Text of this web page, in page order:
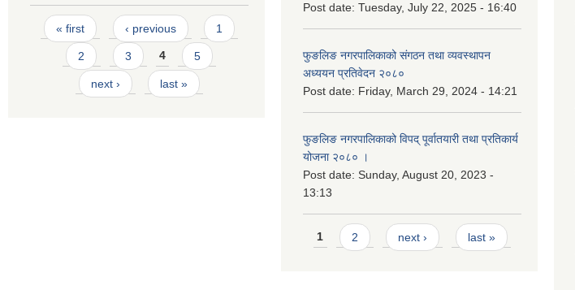
Pages
« first ‹ previous 1
2 3 4 5
next › last »
Post date: Tuesday, July 22, 2025 - 16:40
फुङलिङ नगरपालिकाको संगठन तथा व्यवस्थापन
अध्ययन प्रतिवेदन २०८०
Post date: Friday, March 29, 2024 - 14:21
फुङलिङ नगरपालिकाको विपद् पूर्वातयारी तथा प्रतिकार्य
योजना २०८० ।
Post date: Sunday, August 20, 2023 -
13:13
Pages
1 2 next › last »